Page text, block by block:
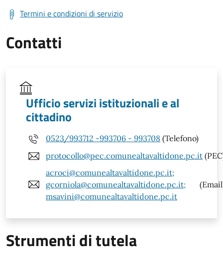
Termini e condizioni di servizio
Contatti
Ufficio servizi istituzionali e al
cittadino
0523/993712 -993706 - 993708 (Telefono)
protocollo@pec.comunealtavaltidone.pc.it
acroci@comunealtavaltidone.pc.it;
gcorniola@comunealtavaltidone.pc.it;
msavini@comunealtavaltidone.pc.it
Strumenti di tutela